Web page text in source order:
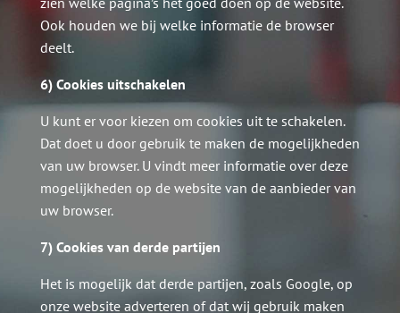
Ook houden we bij welke informatie de browser
deelt.
6) Cookies uitschakelen
U kunt er voor kiezen om cookies uit te schakelen.
Dat doet u door gebruik te maken de mogelijkheden
van uw browser. U vindt meer informatie over deze
mogelijkheden op de website van de aanbieder van
uw browser.
7) Cookies van derde partijen
Het is mogelijk dat derde partijen, zoals Google, op
onze website adverteren of dat wij gebruik maken